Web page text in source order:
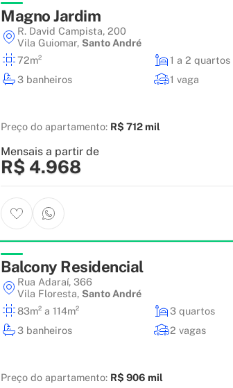
Magno Jardim
R. David Campista, 200
Vila Guiomar, Santo André
72m²
1 a 2 quartos
3 banheiros
1 vaga
Preço do apartamento: R$ 712 mil
Mensais a partir de
R$ 4.968
Balcony Residencial
Rua Adaraí, 366
Vila Floresta, Santo André
83m² a 114m²
3 quartos
3 banheiros
2 vagas
Preço do apartamento: R$ 906 mil